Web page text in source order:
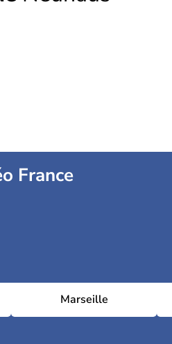
France
Marseille